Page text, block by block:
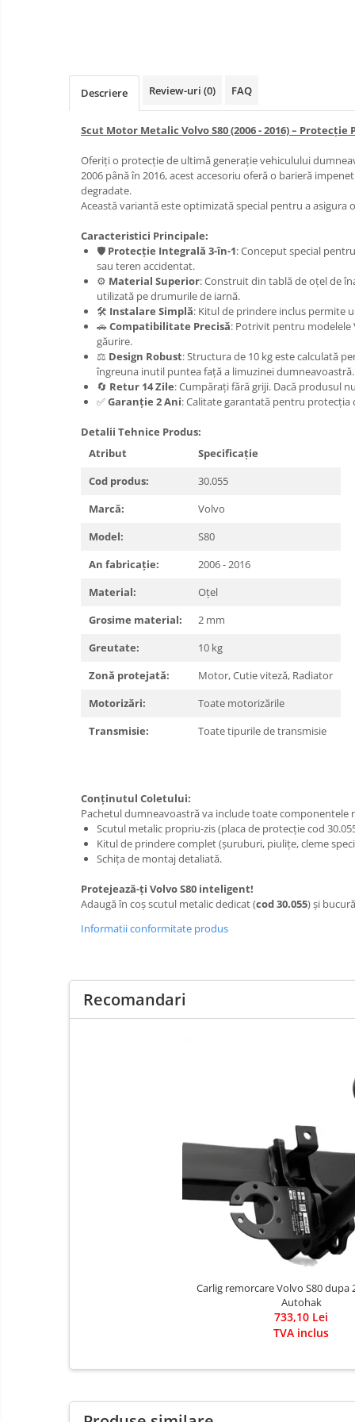
Carlige Isuzu
Carlige Jaecoo
Carlige Jaecoo 7
Carlige Jaecoo E5
Carlige Kia EV5
Carlige Kia PV5
Carlige Lancia
Carlige Land Rover
Carlige Mercedes
Carlige Omoda
Carlige Peugeot
Carlige Plymouth
Carlige Polestar
Carlige Skoda
Carlige SsangYong
Carlige Subaru
Carlige Xpeng
Carlige Xpeng G6
Covorase auto Lexus
Descriere Review-uri (0) FAQ
Scut Motor Metalic Volvo S80 (2006 - 2016) –
Oferiți o protecție de ultimă generație vehiculului
2006 până în 2016, acest accesoriu oferă o barieră
degradate.
Această variantă este optimizată special pentru a
Caracteristici Principale:
🛡️ Protecție Integrală 3-în-1: Conceput special
sau teren accidentat.
⚙️ Material Superior: Construit din tablă de oțel de
utilizată pe drumurile de iarnă.
🛠️ Instalare Simplă: Kitul de prindere inclus permite
🚗Compatibilitate Precisă: Potrivit pentru modelele
găurire.
⚖️ Design Robust: Structura de 10 kg este calculată
îngreuna inutil puntea față a limuzinei dumneavoastră.
🔄 Retur 14 Zile: Cumpărați fără griji. Dacă produsul
✅Garanție 2 Ani: Calitate garantată pentru
Detalii Tehnice Produs:
Atribut
Specificație
Cod produs:
30.055
Marcă:
Volvo
Model:
S80
An fabricație:
2006 - 2016
Material:
Oțel
Grosime material:
2 mm
Greutate:
10 kg
Zonă protejată:
Motor, Cutie viteză, Radiator
Motorizări:
Toate motorizările
Transmisie:
Toate tipurile de transmisie
Conținutul Coletului:
Pachetul dumneavoastră va include toate componentele
Scutul metalic propriu-zis (placa de protecție cod
Kitul de prindere complet (șuruburi, piulițe, cleme
Schița de montaj detaliată.
Protejează-ți Volvo S80 inteligent!
Adaugă în coș scutul metalic dedicat (cod 30.055) și
Informatii conformitate produs
Recomandari
Carlig remorcare Volvo S80 dupa
Autohak
733,10 Lei
TVA inclus